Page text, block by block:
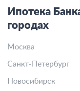
Ипотека Банка ДОМ.РФ в других
городах
Москва
Санкт-Петербург
Новосибирск